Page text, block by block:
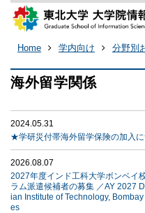
Home 学内向け 分野別
海外留学関係
2024.05.31
★学研災付帯海外留学保険の加入
2026.08.07
2027年度インド工科大学ボンベイ
ラム派遣候補者の募集 ／AY 2027
ian Institute of Technology,
es